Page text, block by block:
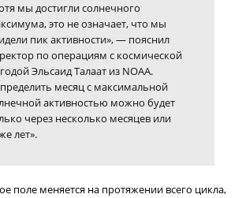
мы достигли солнечного
это не означает, что мы
пик активности», — пояснил
по операциям с космической
Эльсаид Талаат из NOAA.
месяц с максимальной
активностью можно будет
через несколько месяцев или
лет».
поле меняется на протяжении всего цикла,